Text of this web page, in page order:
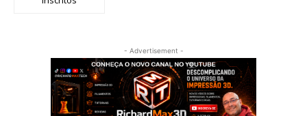
- Advertisement -